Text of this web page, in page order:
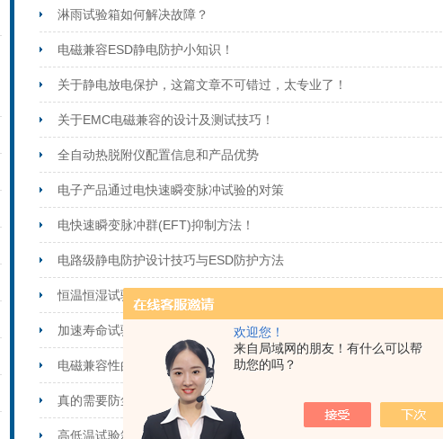
欢迎您！
来自局域网的朋友！有什么可以帮
助您的吗？
淋雨试验箱如何解决故障？
电磁兼容ESD静电防护小知识！
关于静电放电保护，这篇文章不可错过，太专业了！
关于EMC电磁兼容的设计及测试技巧！
全自动热脱附仪配置信息和产品优势
电子产品通过电快速瞬变脉冲试验的对策
电快速瞬变脉冲群(EFT)抑制方法！
电路级静电防护设计技巧与ESD防护方法
恒温恒湿试验箱的维护和保养
加速寿命试验机探索产品耐用性的未来
电磁兼容性的 DC/DC 开关电源的五个步骤
真的需要防尘试验箱吗？
高低温试验箱的核心系统有哪些？